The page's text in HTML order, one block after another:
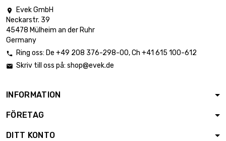

Evek GmbH
Neckarstr. 39
45478 Mülheim an der Ruhr
Germany
 Ring oss: De +49 208 376-298-00, Ch +41 615 100-612
 Skriv till oss på: shop@evek.de
INFORMATION
FÖRETAG
DITT KONTO